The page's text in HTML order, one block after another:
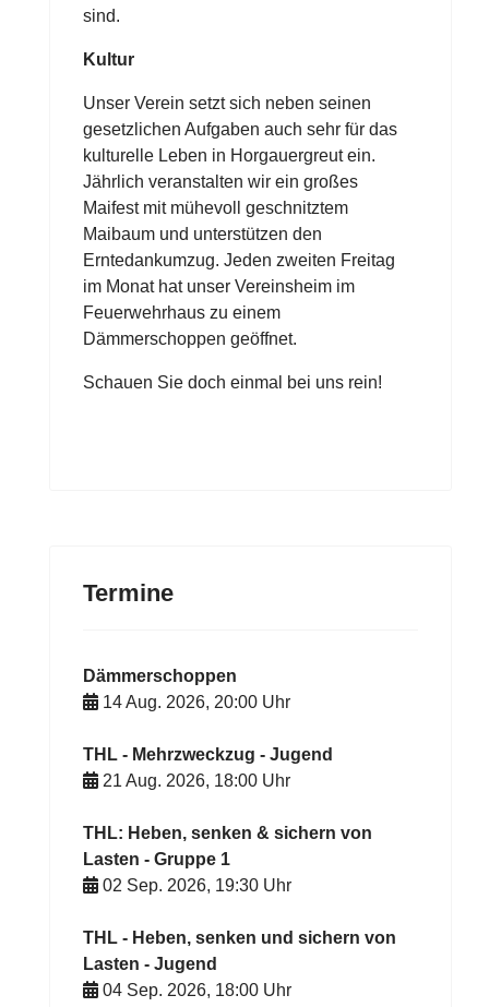
sind.
Kultur
Unser Verein setzt sich neben seinen
gesetzlichen Aufgaben auch sehr für das
kulturelle Leben in Horgauergreut ein.
Jährlich veranstalten wir ein großes
Maifest mit mühevoll geschnitztem
Maibaum und unterstützen den
Erntedankumzug. Jeden zweiten Freitag
im Monat hat unser Vereinsheim im
Feuerwehrhaus zu einem
Dämmerschoppen geöffnet.
Schauen Sie doch einmal bei uns rein!
Termine
Dämmerschoppen
14 Aug. 2026, 20:00 Uhr
THL - Mehrzweckzug - Jugend
21 Aug. 2026, 18:00 Uhr
THL: Heben, senken & sichern von
Lasten - Gruppe 1
02 Sep. 2026, 19:30 Uhr
THL - Heben, senken und sichern von
Lasten - Jugend
04 Sep. 2026, 18:00 Uhr